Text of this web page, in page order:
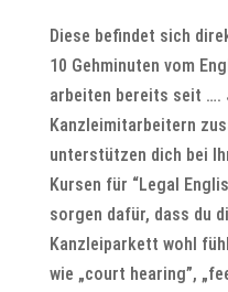
Diese befindet sich
10 Gehminuten vom
arbeiten bereits seit ….
Kanzleimitarbeitern
unterstützen dich bei
Kursen für “Legal
sorgen dafür, dass du
Kanzleiparkett wohl
wie „court hearing”,